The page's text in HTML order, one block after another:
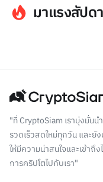
มาแรงสัปด
"ที่ CryptoSiam เรามุ่งมั่นน
รวดเร็วสดใหม่ทุกวัน และยั
ให้มีความน่าสนใจและเข้าถึ
การคริปโตไปกับเรา"